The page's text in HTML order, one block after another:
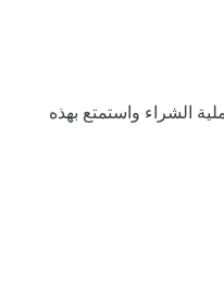
الشراء واستمتع بهذه